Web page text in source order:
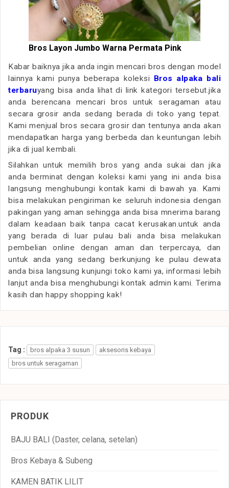
Bros Layon Jumbo Warna Permata Pink
Kabar baiknya jika anda ingin mencari bros dengan model
lainnya kami punya beberapa koleksi Bros alpaka bali
terbaruyang bisa anda lihat di link kategori tersebut.jika
anda berencana mencari bros untuk seragaman atau
secara grosir anda sedang berada di toko yang tepat.
Kami menjual bros secara grosir dan tentunya anda akan
mendapatkan harga yang berbeda dan keuntungan lebih
jika di jual kembali.
Silahkan untuk memilih bros yang anda sukai dan jika
anda berminat dengan koleksi kami yang ini anda bisa
langsung menghubungi kontak kami di bawah ya. Kami
bisa melakukan pengiriman ke seluruh indonesia dengan
pakingan yang aman sehingga anda bisa mnerima barang
dalam keadaan baik tanpa cacat kerusakan.untuk anda
yang berada di luar pulau bali anda bisa melakukan
pembelian online dengan aman dan terpercaya, dan
untuk anda yang sedang berkunjung ke pulau dewata
anda bisa langsung kunjungi toko kami ya, informasi lebih
lanjut anda bisa menghubungi kontak admin kami. Terima
kasih dan happy shopping kak!
Tag : bros alpaka 3 susun
aksesoris kebaya
bros untuk seragaman
PRODUK
BAJU BALI (Daster, celana, setelan)
Bros Kebaya & Subeng
KAMEN BATIK LILIT